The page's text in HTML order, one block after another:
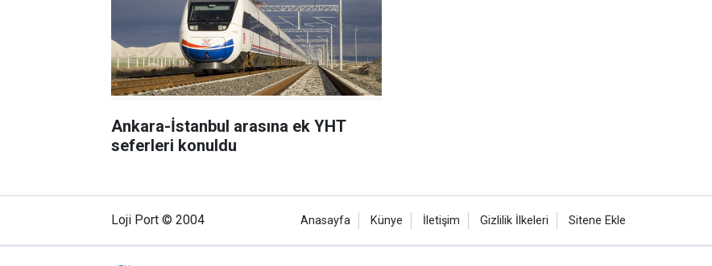
Ankara-İstanbul arasına ek YHT
seferleri konuldu
Loji Port © 2004 Anasayfa Künye İletişim Gizlilik İlkeleri Sitene Ekle